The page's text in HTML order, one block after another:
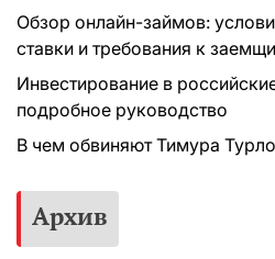
Обзор онлайн-займов:
ставки и требования к
Инвестирование в
подробное руководство
В чем обвиняют Тимура
Архив